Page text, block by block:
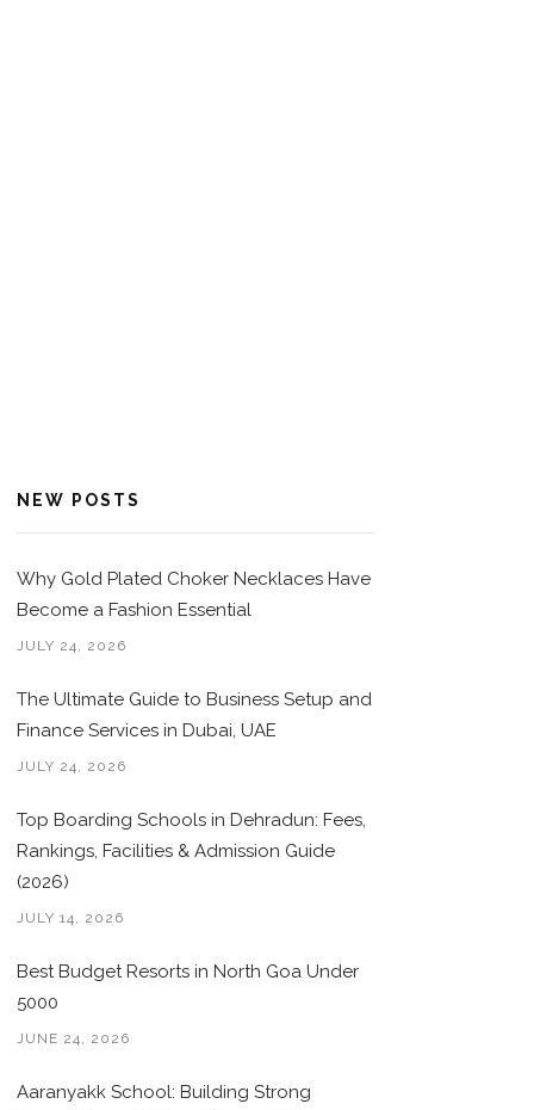
NEW POSTS
Why Gold Plated Choker Necklaces Have
Become a Fashion Essential
JULY 24, 2026
The Ultimate Guide to Business Setup and
Finance Services in Dubai, UAE
JULY 24, 2026
Top Boarding Schools in Dehradun: Fees,
Rankings, Facilities & Admission Guide
(2026)
JULY 14, 2026
Best Budget Resorts in North Goa Under
5000
JUNE 24, 2026
Aaranyakk School: Building Strong